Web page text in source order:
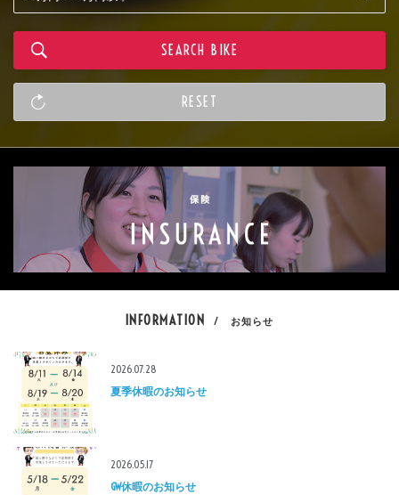
INFORMATION / お知らせ
2026.07.28
夏季休暇のお知らせ
2026.05.17
GW休暇のお知らせ